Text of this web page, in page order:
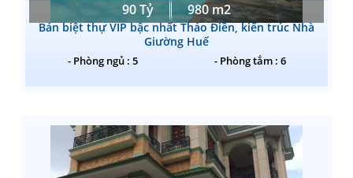
90 Tỷ 980 m2
Bán biệt thự VIP bậc nhất Thảo Điền, kiến trúc Nhà
Giường Huế
- Phòng ngủ : 5 - Phòng tắm : 6